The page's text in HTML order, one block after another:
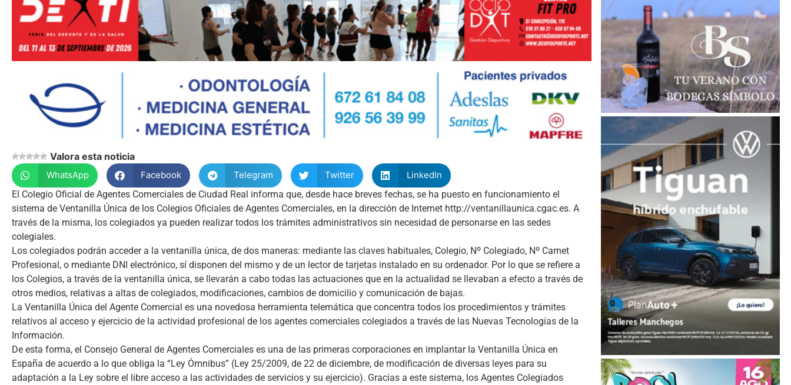
Valora esta noticia
WhatsApp Facebook Telegram Twitter
LinkedIn
El Colegio Oficial de Agentes Comerciales de Ciudad Real informa que, desde hace breves fechas, se ha puesto en funcionamiento el
sistema de Ventanilla Única de los Colegios Oficiales de Agentes Comerciales, en la dirección de Internet http://ventanillaunica.cgac.es. A
través de la misma, los colegiados ya pueden realizar todos los trámites administrativos sin necesidad de personarse en las sedes
colegiales.
Los colegiados podrán acceder a la ventanilla única, de dos maneras: mediante las claves habituales, Colegio, Nº Colegiado, Nº Carnet
Profesional, o mediante DNI electrónico, sí disponen del mismo y de un lector de tarjetas instalado en su ordenador. Por lo que se refiere a
los Colegios, a través de la ventanilla única, se llevarán a cabo todas las actuaciones que en la actualidad se llevaban a efecto a través de
otros medios, relativas a altas de colegiados, modificaciones, cambios de domicilio y comunicación de bajas.
La Ventanilla Única del Agente Comercial es una novedosa herramienta telemática que concentra todos los procedimientos y trámites
relativos al acceso y ejercicio de la actividad profesional de los agentes comerciales colegiados a través de las Nuevas Tecnologías de la
Información.
De esta forma, el Consejo General de Agentes Comerciales es una de las primeras corporaciones en implantar la Ventanilla Única en
España de acuerdo a lo que obliga la “Ley Ómnibus” (Ley 25/2009, de 22 de diciembre, de modificación de diversas leyes para su
adaptación a la Ley sobre el libre acceso a las actividades de servicios y su ejercicio). Gracias a este sistema, los Agentes Colegiados